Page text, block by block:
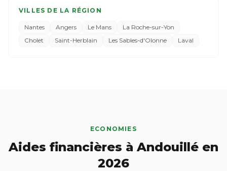
VILLES DE LA RÉGION
Nantes Angers Le Mans
La Roche-sur-Yon
Cholet
Saint-Herblain Les Sables-d'Olonne Laval
ECONOMIES
Aides financières à Andouillé en
2026